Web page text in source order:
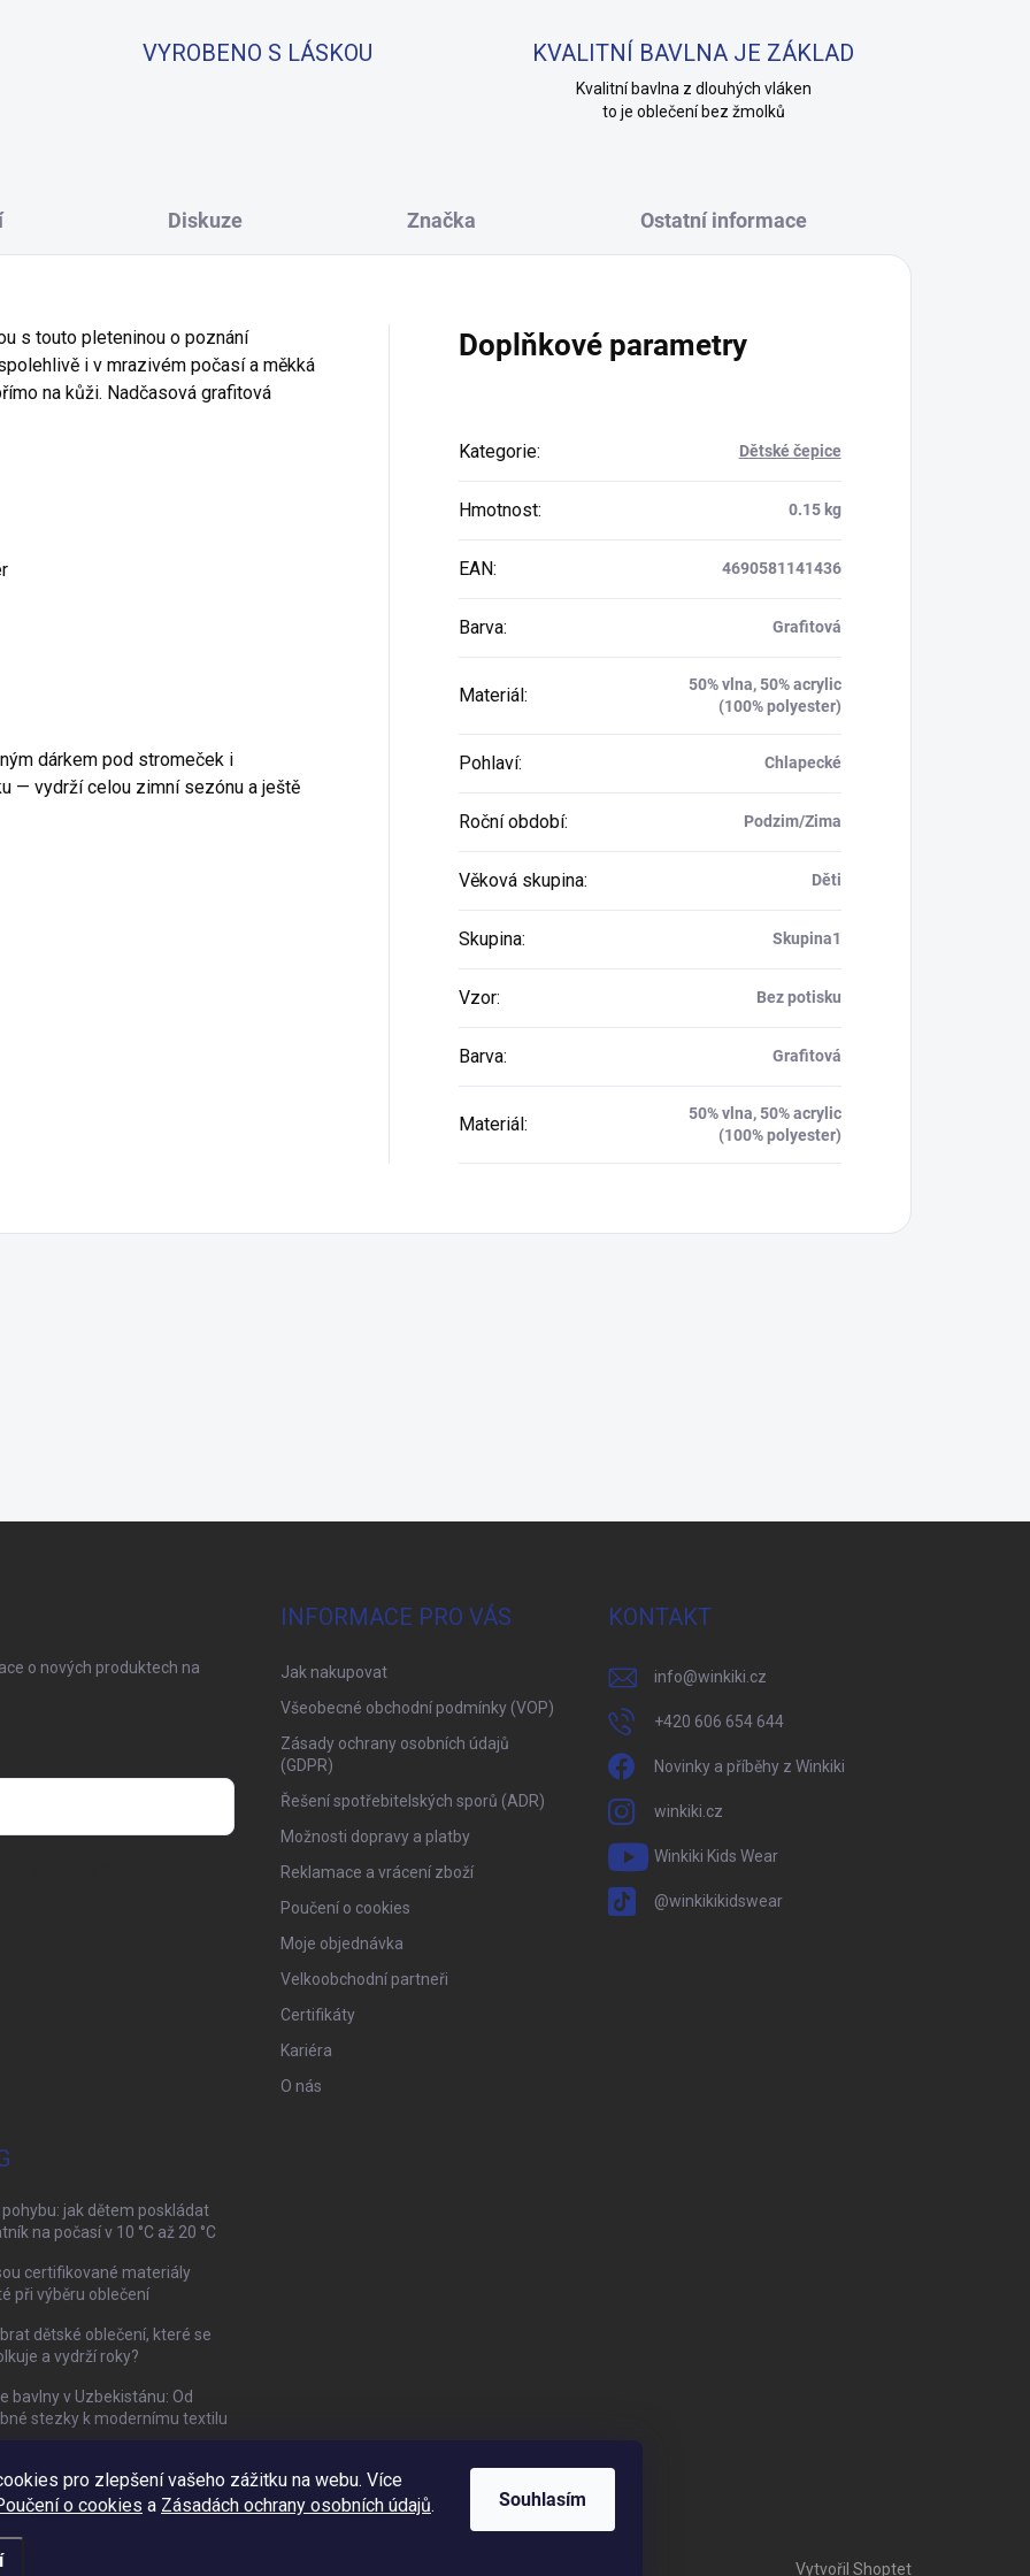
pro zlepšení vašeho zážitku na webu. Více
o cookies a Zásadách ochrany osobních údajů. Souhlasím
VYROBENO S LÁSKOU KVALITNÍ BAVLNA JE ZÁKLAD
Kvalitní bavlna z dlouhých vláken
to je oblečení bez žmolků
Diskuze Značka Ostatní informace
s touto pleteninou o poznání
i v mrazivém počasí a měkká
na kůži. Nadčasová grafitová
dárkem pod stromeček i
— vydrží celou zimní sezónu a ještě
Doplňkové parametry
Kategorie: Dětské čepice
Hmotnost: 0.15 kg
EAN: 4690581141436
Barva: Grafitová
Materiál :
50% vlna, 50% acrylic
(100% polyester)
Pohlaví: Chlapecké
Roční období: Podzim/Zima
Věková skupina: Děti
Skupina: Skupina1
Vzor: Bez potisku
Barva: Grafitová
Materiál :
50% vlna, 50% acrylic
(100% polyester)
o nových produktech na
INFORMACE PRO VÁS
Jak nakupovat
Všeobecné obchodní podmínky (VOP)
Zásady ochrany osobních údajů
(GDPR)
Řešení spotřebitelských sporů (ADR)
Možnosti dopravy a platby
Reklamace a vrácení zboží
Poučení o cookies
Moje objednávka
Velkoobchodní partneři
Certifikáty
Kariéra
O nás
KONTAKT
info@winkiki.cz
+420 606 654 644
Novinky a příběhy z Winkiki
winkiki.cz
Winkiki Kids Wear
@winkikikidswear
jak dětem poskládat
na počasí v 10 °C až 20 °C
certifikované materiály
při výběru oblečení
dětské oblečení, které se
a vydrží roky?
bavlny v Uzbekistánu: Od
stezky k modernímu textilu
Mamazone | Allegro.cz | Řešení sporů on-line
Vytvořil Shoptet
nastavení cookies